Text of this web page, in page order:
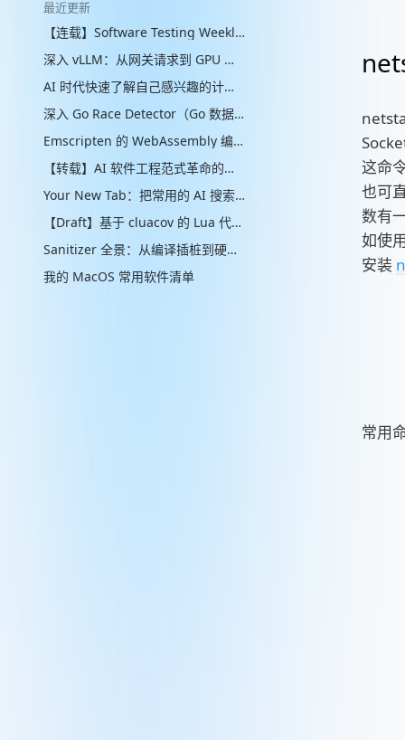
最近更新
【连载】Software Testing Weekly 图文解读 with VLM
深入 vLLM：从网关请求到 GPU 批处理的推理引擎实现
AI 时代快速了解自己感兴趣的计算机辅助的“制作工艺”管线
深入 Go Race Detector（Go 数据竞争检测器）：从编译器插桩到 ThreadSanitizer 运行时
Emscripten 的 WebAssembly 编译实现解析
【转载】AI 软件工程范式革命的思考
Your New Tab：把常用的 AI 搜索放进新标签页
【Draft】基于 cluacov 的 Lua 代码分支覆盖率统计：从行级近似到指令级精确
Sanitizer 全景：从编译插桩到硬件标签的内存安全检测演进
我的 MacOS 常用软件清单
这命
也可
数有
如使
安装
常用